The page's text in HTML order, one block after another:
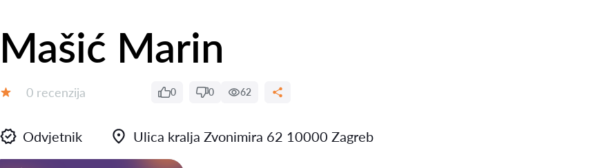
Mašić Marin
Recenzija:
0 recenzija 0 0 62
Odvjetnik Ulica kralja Zvonimira 62 10000 Zagreb